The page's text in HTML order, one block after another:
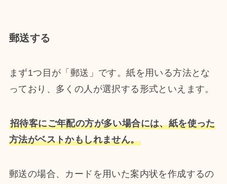
郵送する
まず1つ目が「郵送」です。紙を用いる方法とな
っており、多くの人が選択する形式といえます。
招待客にご年配の方が多い場合には、紙を使った
方法がベストかもしれません。
郵送の場合、カードを用いた案内状を作成するの